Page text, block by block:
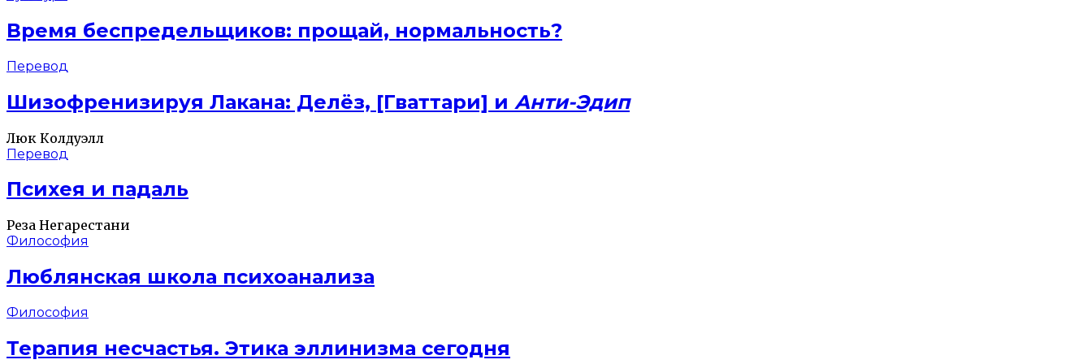
Время беспредельщиков: прощай, нормальность?
Перевод
Шизофренизируя Лакана: Делёз, [Гваттари] и Анти-Эдип
Люк Колдуэлл
Перевод
Психея и падаль
Реза Негарестани
Философия
Люблянская школа психоанализа
Философия
Терапия несчастья. Этика эллинизма сегодня